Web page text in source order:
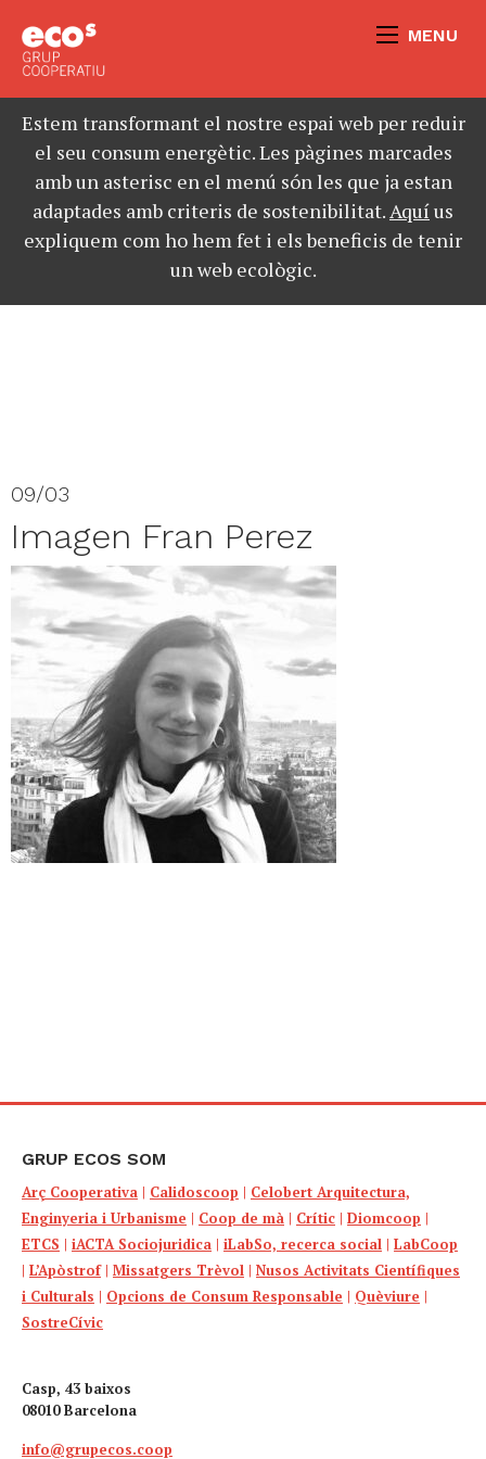
MENU
Estem transformant el nostre espai web per reduir
el seu consum energètic. Les pàgines marcades
amb un asterisc en el menú són les que ja estan
adaptades amb criteris de sostenibilitat.Aquíus
expliquem com ho hem fet i els beneficis de tenir
un web ecològic.
09/03
Imagen Fran Perez
GRUP ECOS SOM
Arç Cooperativa | Calidoscoop | Celobert Arquitectura,
Enginyeria i Urbanisme | Coop de mà | Crític | Diomcoop |
ETCS | iACTA Sociojuridica | iLabSo, recerca social | LabCoop
| L’Apòstrof| Missatgers Trèvol | Nusos Activitats Científiques
i Culturals | Opcions de Consum Responsable | Quèviure |
SostreCívic
Casp, 43 baixos
08010 Barcelona
info@grupecos.coop